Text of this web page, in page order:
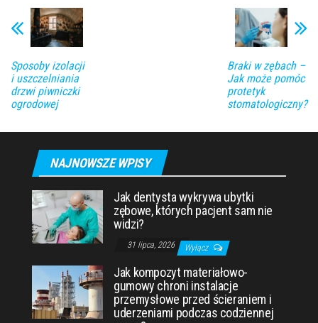
Sposoby izolacji
i uszczelniania
drzwi piwniczki
ogrodowej
Braki w zębach –
Jak może pomóc
protetyk
stomatologiczny?
NAJNOWSZE WPISY
Jak dentysta wykrywa ubytki
zębowe, których pacjent sam nie
widzi?
31 lipca, 2026 Wyłącz
Jak kompozyt materiałowo-
gumowy chroni instalacje
przemysłowe przed ścieraniem i
uderzeniami podczas codziennej